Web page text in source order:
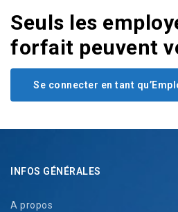
Seuls les
forfait peuvent
Se connecter en tant
INFOS GÉNÉRALES
A propos